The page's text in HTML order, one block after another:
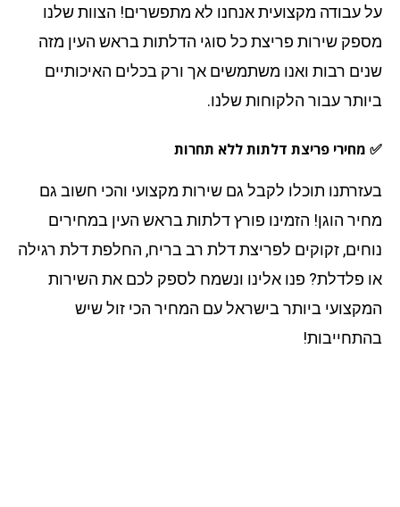
עבודה מקצועית אנחנו לא מתפשרים! הצוות שלנו
שירות פריצת כל סוגי הדלתות בראש העין מזה
רבות ואנו משתמשים אך ורק בכלים האיכותיים
עבור הלקוחות שלנו.
מחירי פריצת דלתות ללא תחרות
תוכלו לקבל גם שירות מקצועי והכי חשוב גם
הוגן! הזמינו פורץ דלתות בראש העין במחירים
זקוקים לפריצת דלת רב בריח, החלפת דלת רגילה
פלדלת? פנו אלינו ונשמח לספק לכם את השירות
ביותר בישראל עם המחיר הכי זול שיש